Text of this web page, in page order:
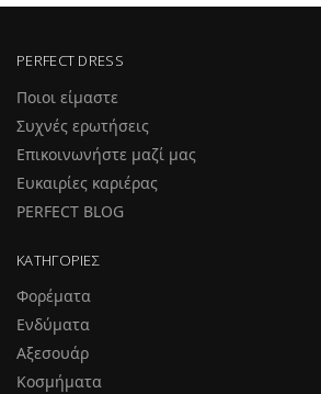
PERFECT DRESS
Ποιοι είμαστε
Συχνές ερωτήσεις
Επικοινωνήστε μαζί μας
Ευκαιρίες καριέρας
PERFECT BLOG
ΚΑΤΗΓΟΡΊΕΣ
Φορέματα
Ενδύματα
Αξεσουάρ
Κοσμήματα